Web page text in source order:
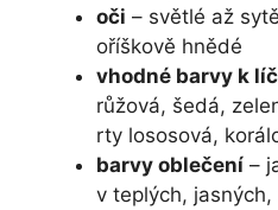
oči – světlé až
oříškově hnědé
vhodné barvy k
růžová, šedá,
rty lososová,
barvy oblečení –
v teplých,